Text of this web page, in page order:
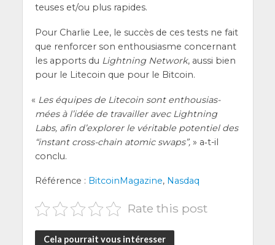
teuses et/ou plus rapides.
Pour Char­lie Lee, le suc­cès de ces tests ne fait
que ren­for­cer son enthou­siasme concer­nant
les apports du Light­ning Net­work, aus­si bien
pour le Lite­coin que pour le Bitcoin.
« Les équipes de Lite­coin sont enthou­sias­
mées à l’i­dée de tra­vailler avec Light­ning
Labs, afin d’ex­plo­rer le véri­table poten­tiel des
“ins­tant cross-chain ato­mic swaps”,» a‑t-il
conclu.
Réfé­rence : Bit­coin­Ma­ga­zine, Nas­daq
Rate this post
Cela pourrait vous intéresser